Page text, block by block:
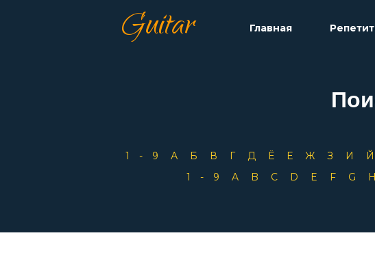
Guitar Главная
1-9 А Б В Г Д Ё Е Ж З И
1-9
A B C D E F G